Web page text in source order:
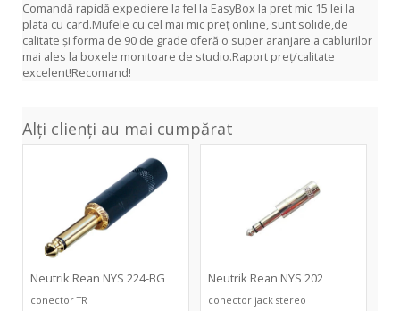
Comandă rapidă expediere la fel la EasyBox la pret mic 15 lei la
plata cu card.Mufele cu cel mai mic preț online, sunt solide,de
calitate și forma de 90 de grade oferă o super aranjare a cablurilor
mai ales la boxele monitoare de studio.Raport preț/calitate
excelent!Recomand!
Alți clienți au mai cumpărat
Neutrik Rean NYS 224-BG
conector TR
Neutrik Rean NYS 202
conector jack stereo